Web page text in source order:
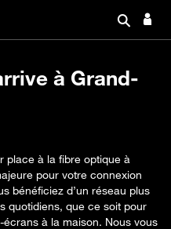
à Grand-
place à la fibre optique à
pour votre connexion
bénéficiez d’un réseau plus
quotidiens, que ce soit pour
à la maison. Nous vous